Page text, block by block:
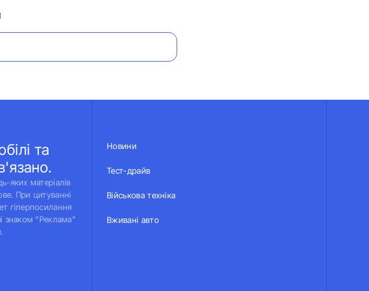
та
яких матеріалів
При цитуванні
гіперпосилання
знаком "Реклама"
Новини
Тест-драйв
Військова техніка
Вживані авто